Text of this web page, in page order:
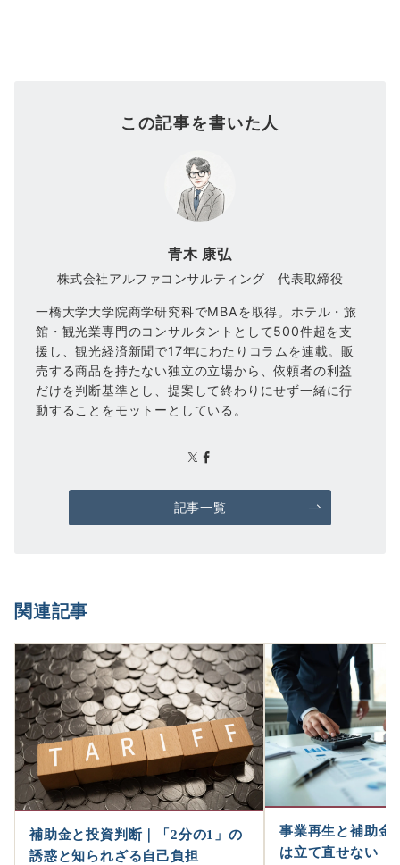
この記事を書いた人
青木 康弘
株式会社アルファコンサルティング 代表取締役
一橋大学大学院商学研究科でMBAを取得。ホテル・旅
館・観光業専門のコンサルタントとして500件超を支
援し、観光経済新聞で17年にわたりコラムを連載。販
売する商品を持たない独立の立場から、依頼者の利益
だけを判断基準とし、提案して終わりにせず一緒に行
動することをモットーとしている。
記事一覧
関連記事
補助金と投資判断｜「2分の1」の
誘惑と知られざる自己負担
事業再生と補助金
は立て直せない